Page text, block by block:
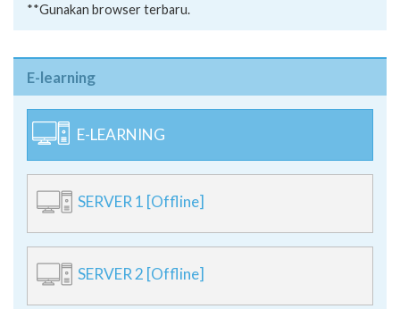
**Gunakan browser terbaru.
E-learning
E-LEARNING
SERVER 1 [Offline]
SERVER 2 [Offline]